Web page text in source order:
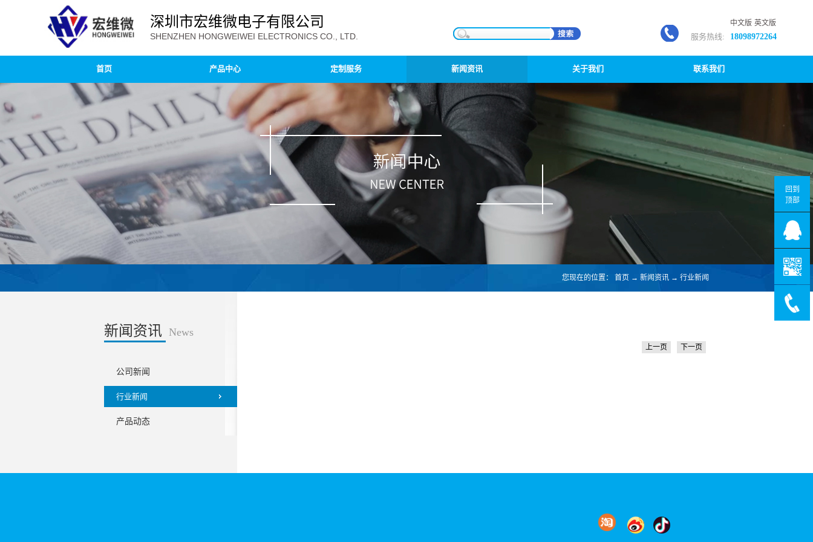
深圳市宏维微电子有限公司
SHENZHEN HONGWEIWEI ELECTRONICS CO., LTD. 服务热线: 18098972264
中文版 英文版
首页 产品中心 定制服务 新闻资讯 关于我们 联系我们
新闻资讯 News
公司新闻
行业新闻
产品动态
您现在的位置： 首页 → 新闻资讯 → 行业新闻
上一页 下一页
回到
顶部